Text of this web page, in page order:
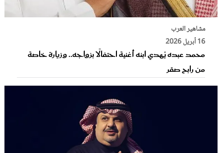
مشاهير العرب
16 أبريل 2026
محمد عبده يُهدي ابنه أغنية احتفالًا بزواجه.. وزيارة خاصة
من رابح صقر